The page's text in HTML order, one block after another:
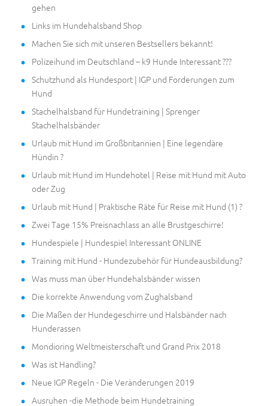
gehen
Links im Hundehalsband Shop
Machen Sie sich mit unseren Bestsellers bekannt!
Polizeihund im Deutschland – k9 Hunde Interessant ???
Schutzhund als Hundesport | IGP und Forderungen zum
Hund
Stachelhalsband für Hundetraining | Sprenger
Stachelhalsbänder
Urlaub mit Hund im Großbritannien | Eine legendäre
Hündin ?
Urlaub mit Hund im Hundehotel | Reise mit Hund mit Auto
oder Zug
Urlaub mit Hund | Praktische Räte für Reise mit Hund (1) ?
Zwei Tage 15% Preisnachlass an alle Brustgeschirre!
Hundespiele | Hundespiel Interessant ONLINE
Training mit Hund - Hundezubehör für Hundeausbildung?
Was muss man über Hundehalsbänder wissen
Die korrekte Anwendung vom Zughalsband
Die Maßen der Hundegeschirre und Halsbänder nach
Hunderassen
Mondioring Weltmeisterschaft und Grand Prix 2018
Was ist Handling?
Neue IGP Regeln - Die Veränderungen 2019
Ausruhen -die Methode beim Hundetraining